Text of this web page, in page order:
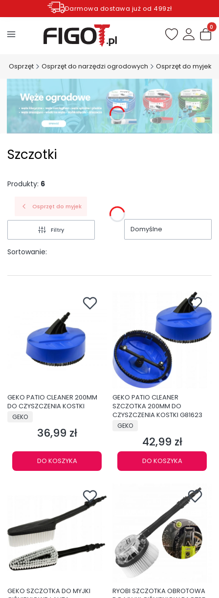
Darmowa dostawa już od 499zł
Zamów do godziny 12.00 wysyłka dziś*
Osprzęt Osprzęt do narzędzi ogrodowych Osprzęt do myjek
Szczotki
Produkty: 6
Osprzęt do myjek
Filtry
Sortowanie:
Domyślne
GEKO PATIO CLEANER 200MM
DO CZYSZCZENIA KOSTKI
PRODUCENT
GEKO
Cena
36,99 zł
DO KOSZYKA
GEKO PATIO CLEANER
SZCZOTKA 200MM DO
CZYSZCZENIA KOSTKI G81623
PRODUCENT
GEKO
Cena
42,99 zł
DO KOSZYKA
GEKO SZCZOTKA DO MYJKI
RYOBI SZCZOTKA OBROTOWA